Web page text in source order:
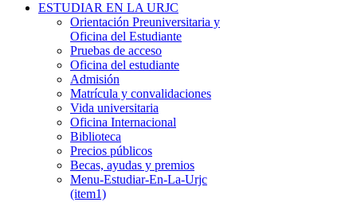
ESTUDIAR EN LA URJC
Orientación Preuniversitaria y
Oficina del Estudiante
Pruebas de acceso
Oficina del estudiante
Admisión
Matrícula y convalidaciones
Vida universitaria
Oficina Internacional
Biblioteca
Precios públicos
Becas, ayudas y premios
Menu-Estudiar-En-La-Urjc
(item1)